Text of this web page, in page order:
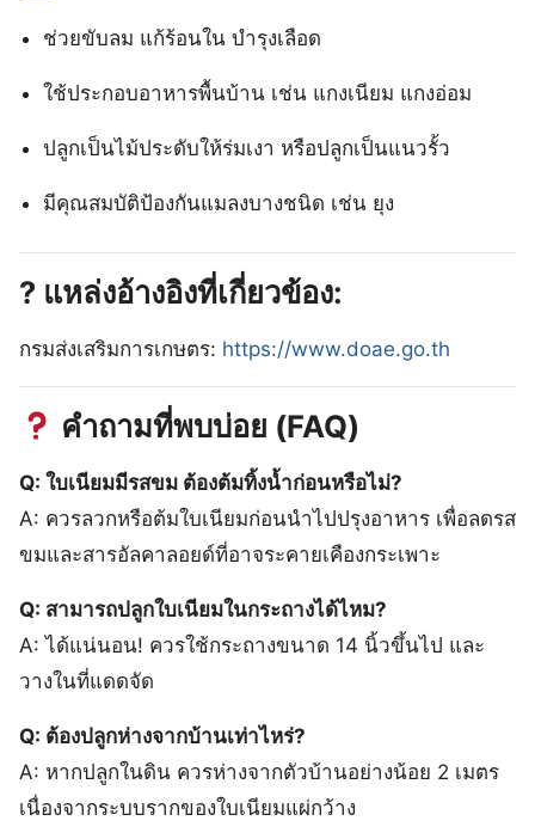
ช่วยขับลม แก้ร้อนใน บำรุงเลือด
ใช้ประกอบอาหารพื้นบ้าน เช่น แกงเนียม แกงอ่อม
ปลูกเป็นไม้ประดับให้ร่มเงา หรือปลูกเป็นแนวรั้ว
มีคุณสมบัติป้องกันแมลงบางชนิด เช่น ยุง
? แหล่งอ้างอิงที่เกี่ยวข้อง:
กรมส่งเสริมการเกษตร: https://www.doae.go.th
คำถามที่พบบ่อย (FAQ)
Q: ใบเนียมมีรสขม ต้องต้มทิ้งน้ำก่อนหรือไม่?
A: ควรลวกหรือต้มใบเนียมก่อนนำไปปรุงอาหาร เพื่อลดรส
ขมและสารอัลคาลอยด์ที่อาจระคายเคืองกระเพาะ
Q: สามารถปลูกใบเนียมในกระถางได้ไหม?
A: ได้แน่นอน! ควรใช้กระถางขนาด 14 นิ้วขึ้นไป และ
วางในที่แดดจัด
Q: ต้องปลูกห่างจากบ้านเท่าไหร่?
A: หากปลูกในดิน ควรห่างจากตัวบ้านอย่างน้อย 2 เมตร
เนื่องจากระบบรากของใบเนียมแผ่กว้าง